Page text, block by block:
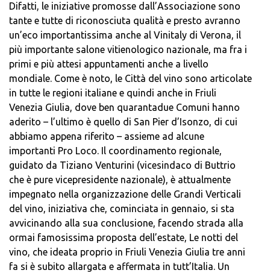
Difatti, le iniziative promosse dall’Associazione sono
tante e tutte di riconosciuta qualità e presto avranno
un’eco importantissima anche al Vinitaly di Verona, il
più importante salone vitienologico nazionale, ma fra i
primi e più attesi appuntamenti anche a livello
mondiale. Come è noto, le Città del vino sono articolate
in tutte le regioni italiane e quindi anche in Friuli
Venezia Giulia, dove ben quarantadue Comuni hanno
aderito – l’ultimo è quello di San Pier d’Isonzo, di cui
abbiamo appena riferito – assieme ad alcune
importanti Pro Loco. Il coordinamento regionale,
guidato da Tiziano Venturini (vicesindaco di Buttrio
che è pure vicepresidente nazionale), è attualmente
impegnato nella organizzazione delle Grandi Verticali
del vino, iniziativa che, cominciata in gennaio, si sta
avvicinando alla sua conclusione, facendo strada alla
ormai famosissima proposta dell’estate, Le notti del
vino, che ideata proprio in Friuli Venezia Giulia tre anni
fa si è subito allargata e affermata in tutt’Italia. Un